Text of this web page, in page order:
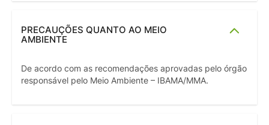
PRECAUÇÕES QUANTO AO MEIO
AMBIENTE
De acordo com as recomendações aprovadas pelo órgão
responsável pelo Meio Ambiente – IBAMA/MMA.